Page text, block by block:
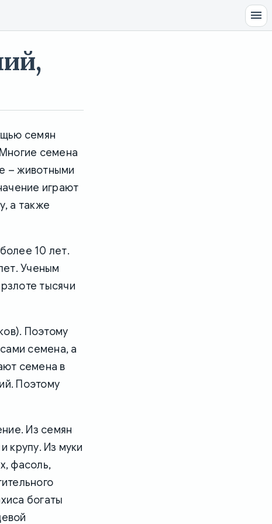
семян
семена
– животными
играют
а также
10 лет.
Ученым
тысячи
Поэтому
семена, а
семена в
Поэтому
Из семян
крупу. Из муки
фасоль,
богаты